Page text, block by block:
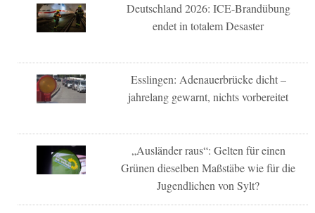
Deutschland 2026: ICE-Brandübung
endet in totalem Desaster
Esslingen: Adenauerbrücke dicht –
jahrelang gewarnt, nichts vorbereitet
„Ausländer raus“: Gelten für einen
Grünen dieselben Maßstäbe wie für die
Jugendlichen von Sylt?